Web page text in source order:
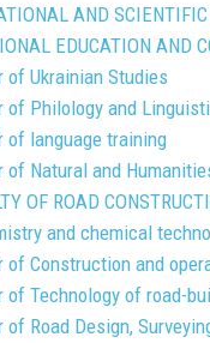
AND
EDUCATION AND
of Ukrainian Studies
of Philology and
of language training
of Natural and
OF ROAD
and chemical
of Construction and
of Technology of road-
of Road Design,